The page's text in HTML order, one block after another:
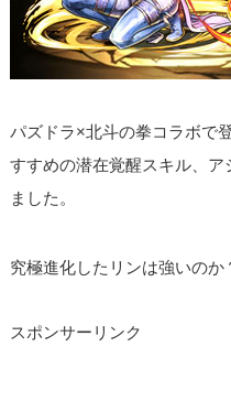
パズドラ×北斗の拳コラボで
すすめの潜在覚醒スキル、
ました。
究極進化したリンは強いのか
スポンサーリンク